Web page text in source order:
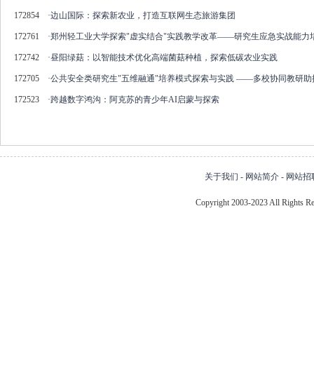
172854 ·边山国际：探索新农业，打造互联网生态旅游集团
172761 ·郑州轻工业大学探索"虚实结合"实践教学改革——研究生应急实战能力
172742 ·昼阳绿菇：以智能技术优化高端菌菇种植，探索低碳农业实践
172705 ·公共安全类研究生"五维融通"培养模式探索与实践 ——多校协同教研助
172523 ·跨越数字鸿沟：阿克苏的青少年AI启蒙与探索
关于我们 - 网站简介 - 网站招
Copyright 2003-2023 All Rights